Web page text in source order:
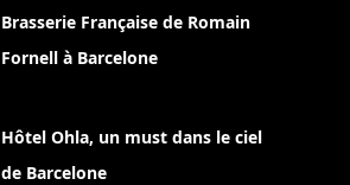
Brasserie Française de Romain
Fornell à Barcelone
Hôtel Ohla, un must dans le ciel
de Barcelone